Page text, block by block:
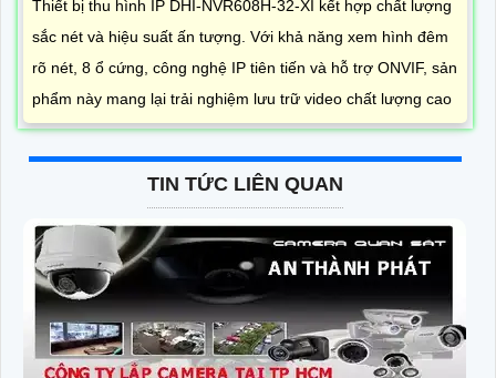
Thiết bị thu hình IP DHI-NVR608H-32-XI kết hợp chất lượng
sắc nét và hiệu suất ấn tượng. Với khả năng xem hình đêm
rõ nét, 8 ổ cứng, công nghệ IP tiên tiến và hỗ trợ ONVIF, sản
phẩm này mang lại trải nghiệm lưu trữ video chất lượng cao
TIN TỨC LIÊN QUAN